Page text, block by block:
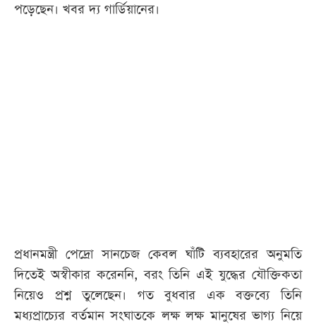
পড়েছেন। খবর দ্য গার্ডিয়ানের।
প্রধানমন্ত্রী পেদ্রো সানচেজ কেবল ঘাঁটি ব্যবহারের অনুমতি
দিতেই অস্বীকার করেননি, বরং তিনি এই যুদ্ধের যৌক্তিকতা
নিয়েও প্রশ্ন তুলেছেন। গত বুধবার এক বক্তব্যে তিনি
মধ্যপ্রাচ্যের বর্তমান সংঘাতকে লক্ষ লক্ষ মানুষের ভাগ্য নিয়ে